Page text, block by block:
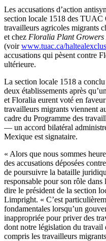
Les accusations d’action
section locale 1518 des TUAC
travailleurs agricoles migrants
et chez Floralia Plant
(voir www.tuac.ca/
accusations qui pèsent contre
ultérieure.
La section locale 1518 a conclu
deux établissements après
et Floralia eurent voté en faveur
travailleurs migrants viennent
cadre du Programme des
— un accord bilatéral
Mexique est signataire.
« Alors que nous sommes
des accusations déposées contre
de poursuivre la bataille
responsable pour son rôle dans
dire le président de la section
Limpright. « C’est
fondamentales lorsqu’un
inappropriée pourpriverdes
dont notre législation du travail
compris les travailleurs